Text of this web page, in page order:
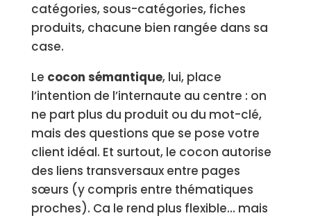
catégories, sous-catégories, fiches
produits, chacune bien rangée dans sa
case.
Le cocon sémantique, lui, place
l’intention de l’internaute au centre : on
ne part plus du produit ou du mot-clé,
mais des questions que se pose votre
client idéal. Et surtout, le cocon autorise
des liens transversaux entre pages
sœurs (y compris entre thématiques
proches). Ca le rend plus flexible… mais